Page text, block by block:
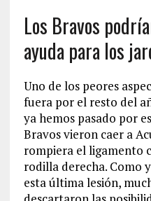
Los Bravos
ayuda para los
Uno de los peores
fuera por el resto del
ya hemos pasado por
Bravos vieron caer a
rompiera el ligamento
rodilla derecha. Como
esta última lesión,